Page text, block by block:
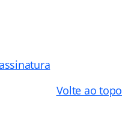
Volte ao topo